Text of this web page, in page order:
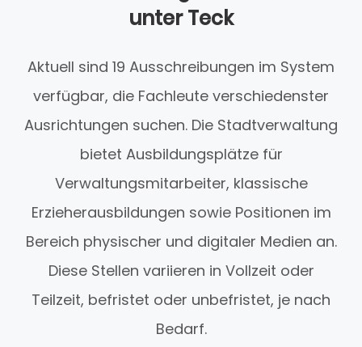
unter Teck
Aktuell sind 19 Ausschreibungen im System
verfügbar, die Fachleute verschiedenster
Ausrichtungen suchen. Die Stadtverwaltung
bietet Ausbildungsplätze für
Verwaltungsmitarbeiter, klassische
Erzieherausbildungen sowie Positionen im
Bereich physischer und digitaler Medien an.
Diese Stellen variieren in Vollzeit oder
Teilzeit, befristet oder unbefristet, je nach
Bedarf.